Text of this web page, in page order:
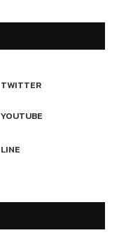
TWITTER
YOUTUBE
LINE